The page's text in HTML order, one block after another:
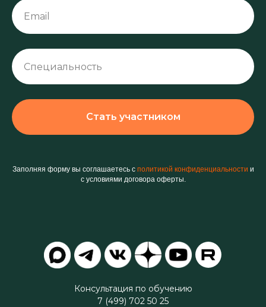
Стать участником
Заполняя форму вы соглашаетесь с политикой конфиденциальности и
с условиями договора оферты.
Консультация по обучению
7 (499) 702 50 25